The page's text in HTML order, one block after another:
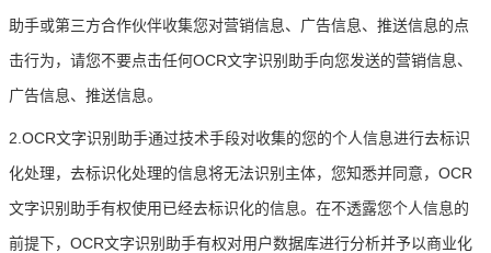
助手或第三方合作伙伴收集您对营销信息、广告信息、推送信息的点
击行为，请您不要点击任何OCR文字识别助手向您发送的营销信息、
广告信息、推送信息。
2.OCR文字识别助手通过技术手段对收集的您的个人信息进行去标识
化处理，去标识化处理的信息将无法识别主体，您知悉并同意，OCR
文字识别助手有权使用已经去标识化的信息。在不透露您个人信息的
前提下，OCR文字识别助手有权对用户数据库进行分析并予以商业化